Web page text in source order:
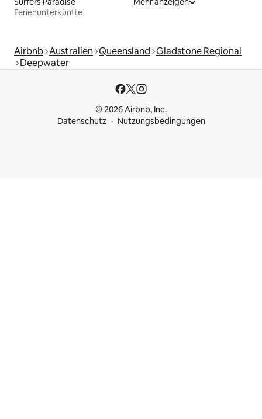
Ferienunterkünfte
Airbnb Australien Queensland Gladstone Regional
Deepwater
© 2026 Airbnb, Inc.
Datenschutz
Nutzungsbedingungen